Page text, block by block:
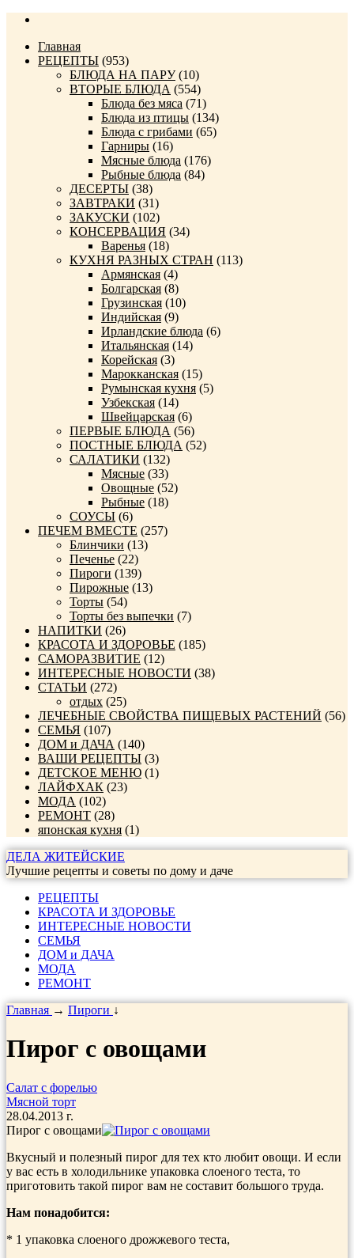
Главная
РЕЦЕПТЫ (953)
БЛЮДА НА ПАРУ(10)
ВТОРЫЕ БЛЮДА (554)
Блюда без мяса (71)
Блюда из птицы (134)
Блюда с грибами (65)
Гарниры (16)
Мясные блюда (176)
Рыбные блюда (84)
ДЕСЕРТЫ (38)
ЗАВТРАКИ (31)
ЗАКУСКИ (102)
КОНСЕРВАЦИЯ (34)
Варенья (18)
КУХНЯ РАЗНЫХ СТРАН (113)
Армянская (4)
Болгарская (8)
Грузинская (10)
Индийская (9)
Ирландские блюда (6)
Итальянская (14)
Корейская (3)
Марокканская (15)
Румынская кухня (5)
Узбекская (14)
Швейцарская (6)
ПЕРВЫЕ БЛЮДА (56)
ПОСТНЫЕ БЛЮДА (52)
САЛАТИКИ (132)
Мясные (33)
Овощные (52)
Рыбные (18)
СОУСЫ (6)
ПЕЧЕМ ВМЕСТЕ (257)
Блинчики (13)
Печенье (22)
Пироги (139)
Пирожные (13)
Торты (54)
Торты без выпечки (7)
НАПИТКИ (26)
КРАСОТА И ЗДОРОВЬЕ (185)
САМОРАЗВИТИЕ (12)
ИНТЕРЕСНЫЕ НОВОСТИ (38)
СТАТЬИ (272)
отдых (25)
ЛЕЧЕБНЫЕ СВОЙСТВА ПИЩЕВЫХ РАСТЕНИЙ (56)
СЕМЬЯ (107)
ДОМ и ДАЧА (140)
ВАШИ РЕЦЕПТЫ (3)
ДЕТСКОЕ МЕНЮ (1)
ЛАЙФХАК (23)
МОДА (102)
РЕМОНТ (28)
японская кухня (1)
ДЕЛА ЖИТЕЙСКИЕ
Лучшие рецепты и советы по дому и даче
РЕЦЕПТЫ
КРАСОТА И ЗДОРОВЬЕ
ИНТЕРЕСНЫЕ НОВОСТИ
СЕМЬЯ
ДОМ и ДАЧА
МОДА
РЕМОНТ
Главная → Пироги ↓
Пирог с овощами
Салат с форелью
Мясной торт
28.04.2013 г.
Пирог с овощами
Вкусный и полезный пирог для тех кто любит овощи. И если
у вас есть в холодильнике упаковка слоеного теста, то
приготовить такой пирог вам не составит большого труда.
Нам понадобится:
* 1 упаковка слоеного дрожжевого те­ста,